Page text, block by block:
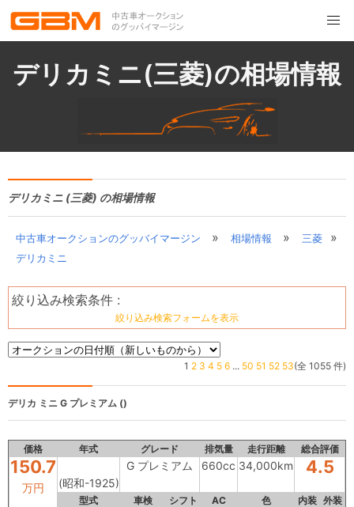
デリカミニ(三菱)の相場情報
デリカミニ (三菱) の相場情報
中古車オークションのグッバイマージン » 相場情報 » 三菱 »
デリカミニ
絞り込み検索条件 :
絞り込み検索フォームを表示
1 2 3 4 5 6 ... 50 51 52 53(全 1055 件)
デリカ ミニ G プレミアム ()
価格 年式 グレード 排気量 走行距離 総合評価
150.7
万円 (昭和-1925)
G プレミアム 660cc 34,000km 4.5
型式 車検 シフト AC 色 内装 外装